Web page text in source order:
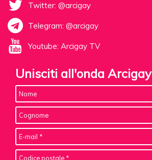
Twitter: @arcigay
Telegram: @arcigay
Youtube: Arcigay TV
Unisciti all'onda Arcigay